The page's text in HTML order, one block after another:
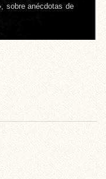
sobre anécdotas de